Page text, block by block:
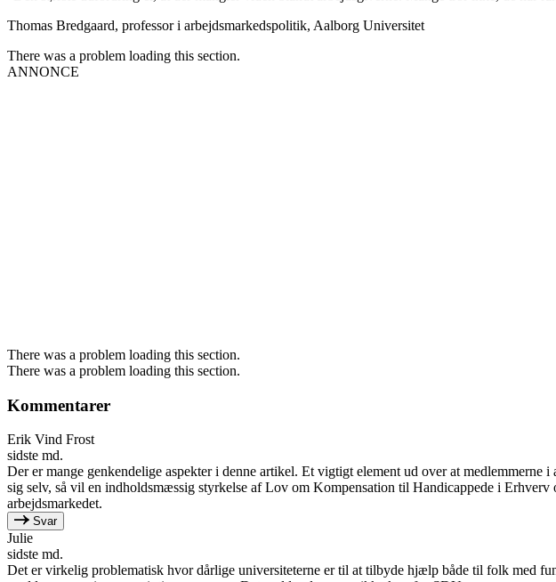
Thomas Bredgaard, professor i arbejdsmarkedspolitik, Aalborg Universitet
There was a problem loading this section.
ANNONCE
There was a problem loading this section.
There was a problem loading this section.
Kommentarer
Erik Vind Frost
sidste md.
Der er mange genkendelige aspekter i denne artikel. Et vigtigt element ud over at
sig selv, så vil en indholdsmæssig styrkelse af Lov om Kompensation til Handicappede i
arbejdsmarkedet.
Svar
Julie
sidste md.
Det er virkelig problematisk hvor dårlige universiteterne er til at tilbyde hjælp både til folk med